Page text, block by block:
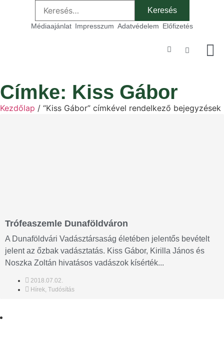
Médiaajánlat Impresszum Adatvédelem Előfizetés
Címke: Kiss Gábor
Kezdőlap / “Kiss Gábor” címkével rendelkező bejegyzések
Trófeaszemle Dunaföldváron
A Dunaföldvári Vadásztársaság életében jelentős bevételt
jelent az őzbak vadásztatás. Kiss Gábor, Kirilla János és
Noszka Zoltán hivatásos vadászok kísérték...
2018.07.02.
Hírek, Tudósítás